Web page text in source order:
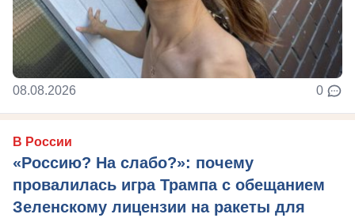
08.08.2026 0
В России
«Россию? На слабо?»: почему
провалилась игра Трампа с обещанием
Зеленскому лицензии на ракеты для